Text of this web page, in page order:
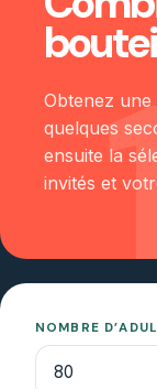
Obtenez une
quelques
ensuite la
invités et
NOMBRE